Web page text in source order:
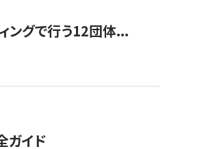
ングで行う12団体...
ガイド